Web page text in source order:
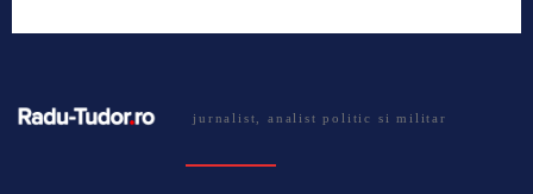
jurnalist, analist politic si militar